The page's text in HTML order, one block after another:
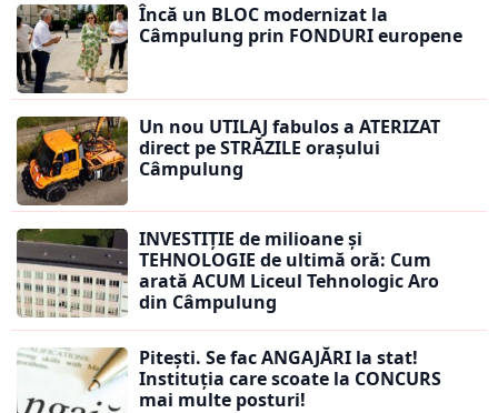
Încă un BLOC modernizat la
Câmpulung prin FONDURI europene
Un nou UTILAJ fabulos a ATERIZAT
direct pe STRĂZILE orașului
Câmpulung
INVESTIȚIE de milioane și
TEHNOLOGIE de ultimă oră: Cum
arată ACUM Liceul Tehnologic Aro
din Câmpulung
Pitești. Se fac ANGAJĂRI la stat!
Instituția care scoate la CONCURS
mai multe posturi!